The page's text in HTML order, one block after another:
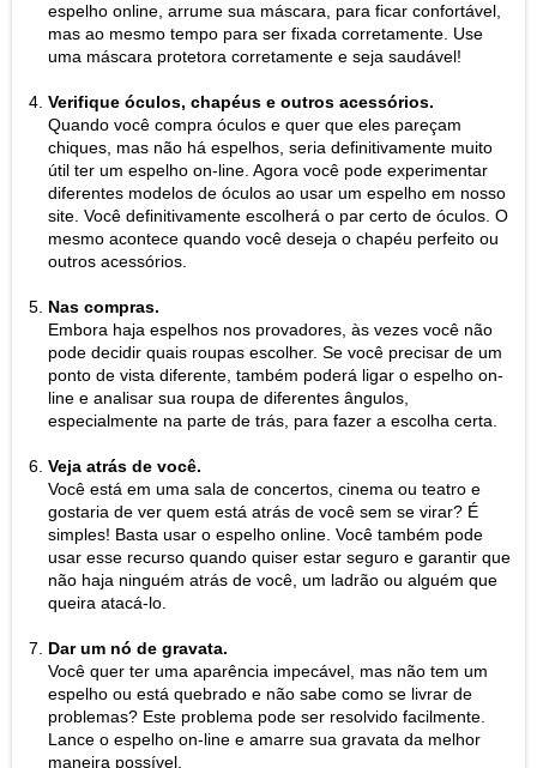
espelho online, arrume sua máscara, para ficar confortável,
mas ao mesmo tempo para ser fixada corretamente. Use
uma máscara protetora corretamente e seja saudável!
Verifique óculos, chapéus e outros acessórios.
Quando você compra óculos e quer que eles pareçam
chiques, mas não há espelhos, seria definitivamente muito
útil ter um espelho on-line. Agora você pode experimentar
diferentes modelos de óculos ao usar um espelho em nosso
site. Você definitivamente escolherá o par certo de óculos. O
mesmo acontece quando você deseja o chapéu perfeito ou
outros acessórios.
Nas compras.
Embora haja espelhos nos provadores, às vezes você não
pode decidir quais roupas escolher. Se você precisar de um
ponto de vista diferente, também poderá ligar o espelho on-
line e analisar sua roupa de diferentes ângulos,
especialmente na parte de trás, para fazer a escolha certa.
Veja atrás de você.
Você está em uma sala de concertos, cinema ou teatro e
gostaria de ver quem está atrás de você sem se virar? É
simples! Basta usar o espelho online. Você também pode
usar esse recurso quando quiser estar seguro e garantir que
não haja ninguém atrás de você, um ladrão ou alguém que
queira atacá-lo.
Dar um nó de gravata.
Você quer ter uma aparência impecável, mas não tem um
espelho ou está quebrado e não sabe como se livrar de
problemas? Este problema pode ser resolvido facilmente.
Lance o espelho on-line e amarre sua gravata da melhor
maneira possível.